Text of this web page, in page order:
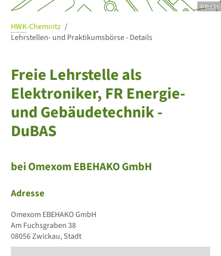
© Ducky
HWK-Chemnitz
Lehrstellen- und Praktikumsbörse - Details
Freie Lehrstelle als
Elektroniker, FR Energie-
und Gebäudetechnik -
DuBAS
bei Omexom EBEHAKO GmbH
Adresse
Omexom EBEHAKO GmbH
Am Fuchsgraben 38
08056 Zwickau, Stadt